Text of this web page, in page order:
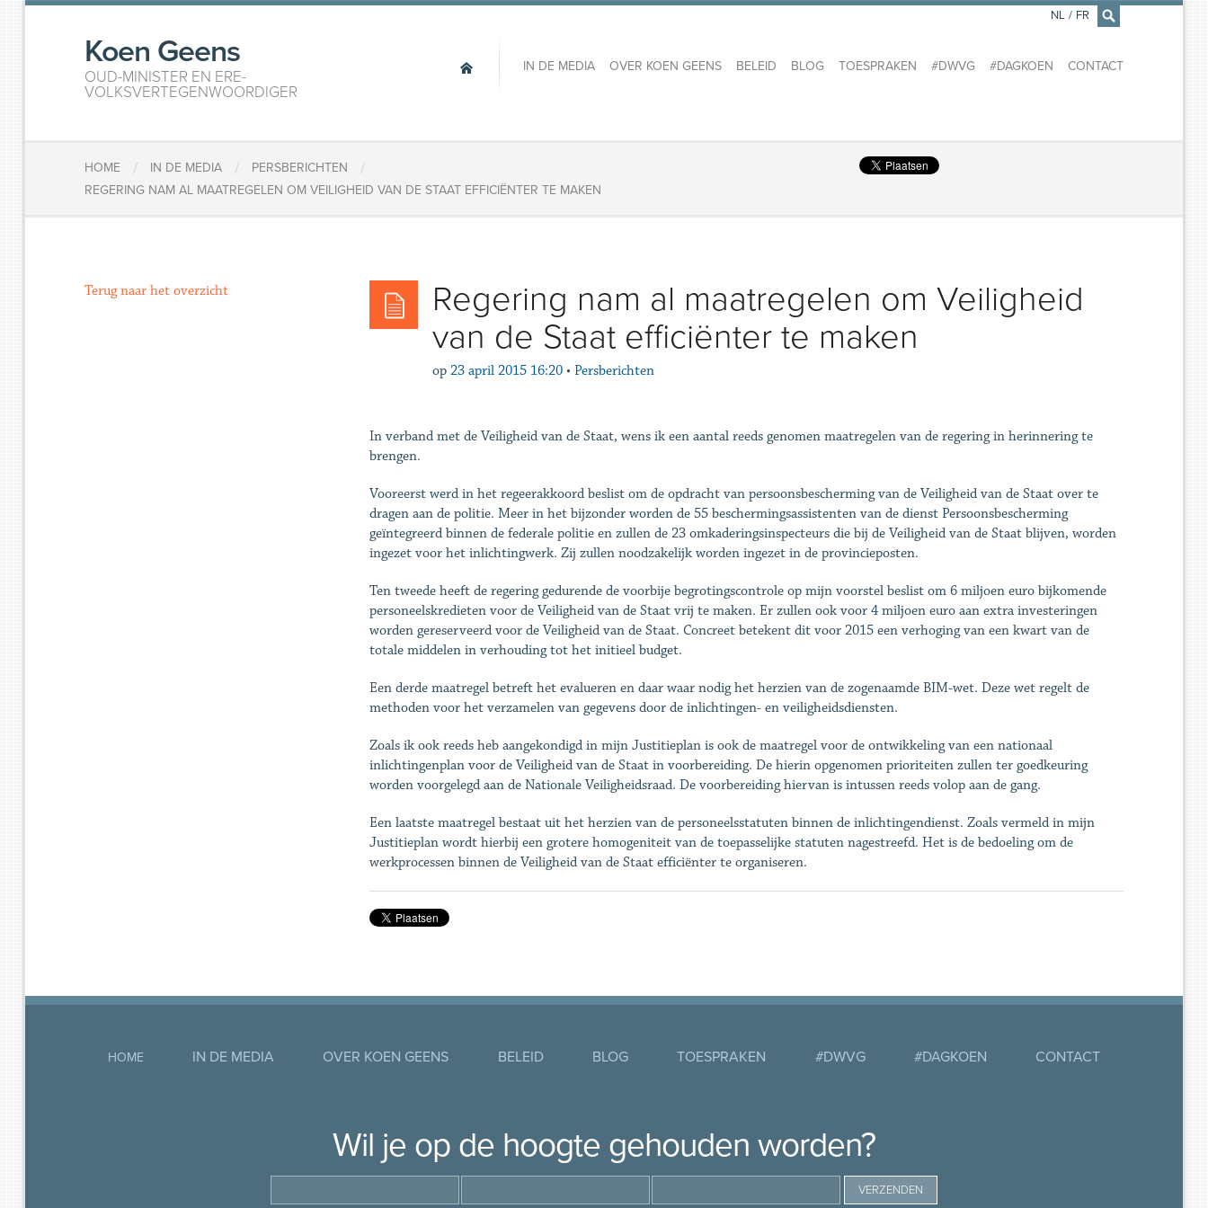
×
Koen Geens
OUD-MINISTER EN ERE-
VOLKSVERTEGENWOORDIGER
IN DE MEDIA OVER KOEN GEENS BELEID BLOG TOESPRAKEN #DWVG #DAGKOEN CONTACT
NL / FR
HOME / IN DE MEDIA / PERSBERICHTEN /
REGERING NAM AL MAATREGELEN OM VEILIGHEID VAN DE STAAT EFFICIËNTER TE MAKEN
Regering nam al maatregelen om Veiligheid
van de Staat efficiënter te maken
op 23 april 2015 16:20 • Persberichten
In verband met de Veiligheid van de Staat, wens ik een aantal reeds genomen maatregelen van de regering in herinnering te
brengen.
Vooreerst werd in het regeerakkoord beslist om de opdracht van persoonsbescherming van de Veiligheid van de Staat over te
dragen aan de politie. Meer in het bijzonder worden de 55 beschermingsassistenten van de dienst Persoonsbescherming
geïntegreerd binnen de federale politie en zullen de 23 omkaderingsinspecteurs die bij de Veiligheid van de Staat blijven, worden
ingezet voor het inlichtingwerk. Zij zullen noodzakelijk worden ingezet in de provincieposten.
Ten tweede heeft de regering gedurende de voorbije begrotingscontrole op mijn voorstel beslist om 6 miljoen euro bijkomende
personeelskredieten voor de Veiligheid van de Staat vrij te maken. Er zullen ook voor 4 miljoen euro aan extra investeringen
worden gereserveerd voor de Veiligheid van de Staat. Concreet betekent dit voor 2015 een verhoging van een kwart van de
totale middelen in verhouding tot het initieel budget.
Een derde maatregel betreft het evalueren en daar waar nodig het herzien van de zogenaamde BIM-wet. Deze wet regelt de
methoden voor het verzamelen van gegevens door de inlichtingen- en veiligheidsdiensten.
Zoals ik ook reeds heb aangekondigd in mijn Justitieplan is ook de maatregel voor de ontwikkeling van een nationaal
inlichtingenplan voor de Veiligheid van de Staat in voorbereiding. De hierin opgenomen prioriteiten zullen ter goedkeuring
worden voorgelegd aan de Nationale Veiligheidsraad. De voorbereiding hiervan is intussen reeds volop aan de gang.
Een laatste maatregel bestaat uit het herzien van de personeelsstatuten binnen de inlichtingendienst. Zoals vermeld in mijn
Justitieplan wordt hierbij een grotere homogeniteit van de toepasselijke statuten nagestreefd. Het is de bedoeling om de
werkprocessen binnen de Veiligheid van de Staat efficiënter te organiseren.
Terug naar het overzicht
HOME IN DE MEDIA OVER KOEN GEENS BELEID BLOG TOESPRAKEN #DWVG #DAGKOEN CONTACT
Wil je op de hoogte gehouden worden?